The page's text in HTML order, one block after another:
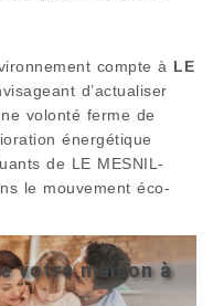
compte à LE
d’actualiser
volonté ferme de
énergétique
de LE MESNIL-
le mouvement éco-
votre maison à